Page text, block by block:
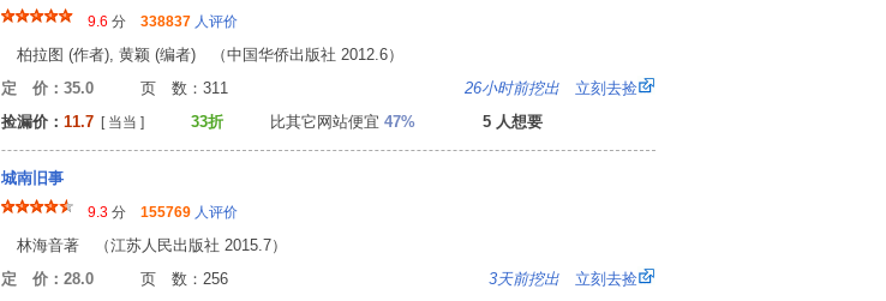
9.6 分 338837 人评价
柏拉图 (作者), 黄颖 (编者) （中国华侨出版社 2012.6）
定 价：35.0 页 数：311 26小时前挖出 立刻去捡
捡漏价： 11.7 [ 当当 ] 33折 比其它网站便宜 47% 5 人想要
城南旧事
9.3 分 155769 人评价
林海音著 （江苏人民出版社 2015.7）
定 价：28.0 页 数：256 3天前挖出 立刻去捡